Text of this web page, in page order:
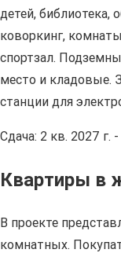
детей, библиотека,
коворкинг,
спортзал.
место и кладовые.
станции для
Сдача: 2 кв. 2027 г.
Квартиры в
В проекте
комнатных.